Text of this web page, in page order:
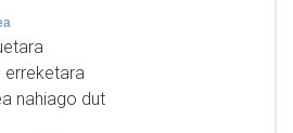
erreketara
nahiago dut